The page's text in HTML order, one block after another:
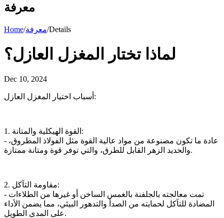
معرفة
Home/معرفة/Details
لماذا تختار المغزل العازل؟
Dec 10, 2024
أسباب اختيار المغزل العازل:
1. القوة الهيكلية والمتانة:
- عادة ما تكون مصنوعة من مواد عالية القوة مثل الفولاذ المطروق،
والحديد الزهر القابل للطرق، والتي توفر قوة ومتانة ممتازة.
2. مقاومة التآكل:
- تمت معالجته بالجلفنة بالغمس الساخن أو غيرها من الطلاءات
المضادة للتآكل لحمايته من الصدأ والتدهور البيئي، مما يضمن الأداء
على المدى الطويل.